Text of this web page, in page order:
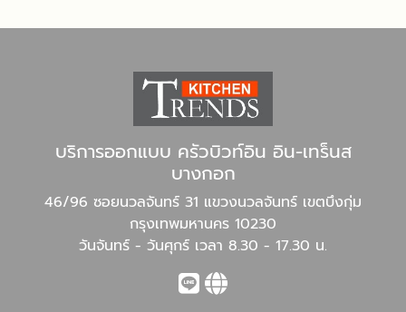
บริการออกแบบ ครัวบิวท์อิน อิน-เทร็นส
บางกอก
46/96 ซอยนวลจันทร์ 31 แขวงนวลจันทร์ เขตบึงกุ่ม
กรุงเทพมหานคร 10230
วันจันทร์ - วันศุกร์ เวลา 8.30 - 17.30 น.